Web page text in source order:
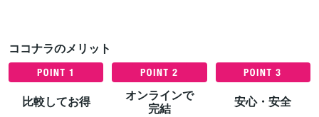
ココナラのメリット
比較してお得
オンラインで
完結
安心・安全